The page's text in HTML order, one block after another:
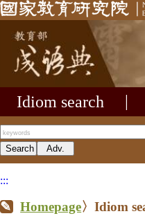
Idiom search
:::
Homepage〉Idiom